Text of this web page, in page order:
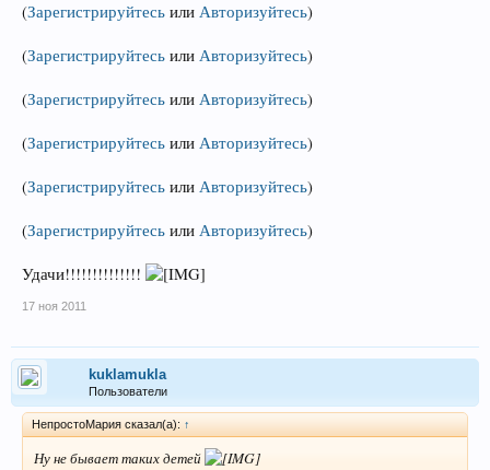
(Зарегистрируйтесь или Авторизуйтесь)
(Зарегистрируйтесь или Авторизуйтесь)
(Зарегистрируйтесь или Авторизуйтесь)
(Зарегистрируйтесь или Авторизуйтесь)
(Зарегистрируйтесь или Авторизуйтесь)
(Зарегистрируйтесь или Авторизуйтесь)
Удачи!!!!!!!!!!!!!!
17 ноя 2011
kuklamukla
Пользователи
НепростоМария сказал(а): ↑
Ну не бывает таких детей